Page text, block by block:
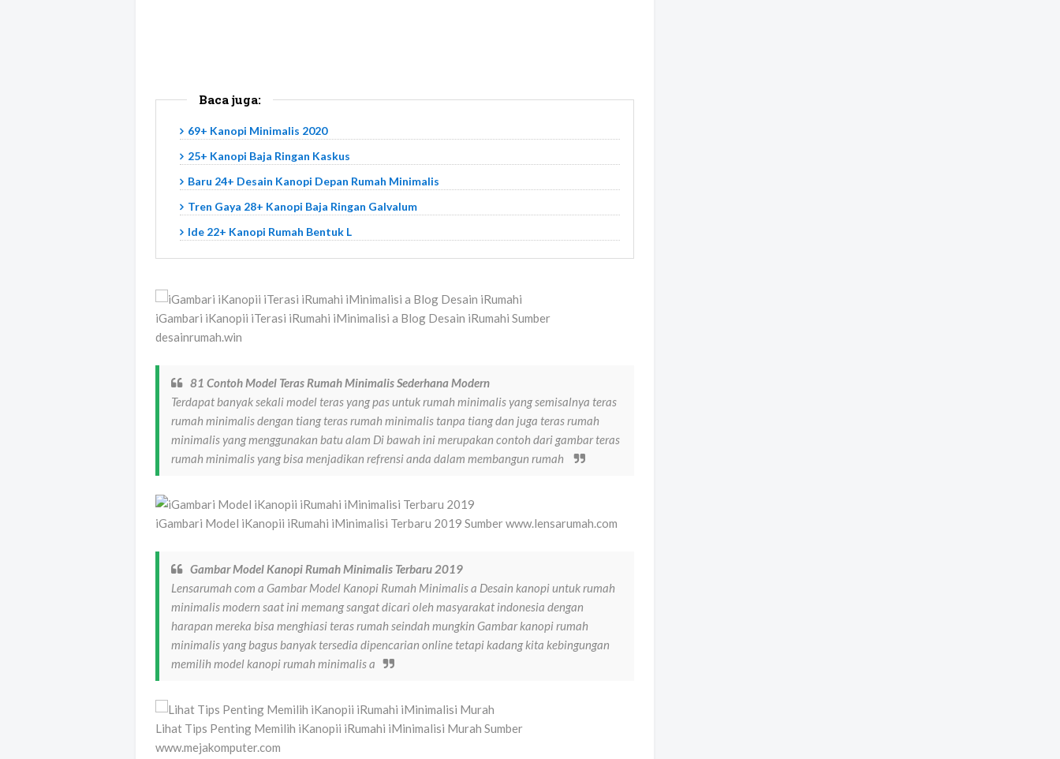
Baca juga:
69+ Kanopi Minimalis 2020
25+ Kanopi Baja Ringan Kaskus
Baru 24+ Desain Kanopi Depan Rumah Minimalis
Tren Gaya 28+ Kanopi Baja Ringan Galvalum
Ide 22+ Kanopi Rumah Bentuk L
iGambari iKanopii iTerasi iRumahi iMinimalisi a Blog Desain iRumahi Sumber
desainrumah.win
81 Contoh Model Teras Rumah Minimalis Sederhana Modern
Terdapat banyak sekali model teras yang pas untuk rumah minimalis yang semisalnya teras
rumah minimalis dengan tiang teras rumah minimalis tanpa tiang dan juga teras rumah
minimalis yang menggunakan batu alam Di bawah ini merupakan contoh dari gambar teras
rumah minimalis yang bisa menjadikan refrensi anda dalam membangun rumah
iGambari Model iKanopii iRumahi iMinimalisi Terbaru 2019 Sumber www.lensarumah.com
Gambar Model Kanopi Rumah Minimalis Terbaru 2019
Lensarumah com a Gambar Model Kanopi Rumah Minimalis a Desain kanopi untuk rumah
minimalis modern saat ini memang sangat dicari oleh masyarakat indonesia dengan
harapan mereka bisa menghiasi teras rumah seindah mungkin Gambar kanopi rumah
minimalis yang bagus banyak tersedia dipencarian online tetapi kadang kita kebingungan
memilih model kanopi rumah minimalis a
Lihat Tips Penting Memilih iKanopii iRumahi iMinimalisi Murah Sumber
www.mejakomputer.com